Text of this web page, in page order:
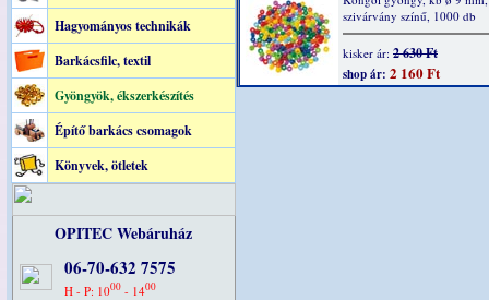
Hagyományos technikák
Barkácsfilc, textil
Gyöngyök, ékszerkészítés
Építő barkács csomagok
Könyvek, ötletek
OPITEC Webáruház
06-70-632 7575
H - P: 1000- 1400
szivárvány színű, 1000 db
kisker ár: 2 630 Ft
shop ár: 2 160 Ft